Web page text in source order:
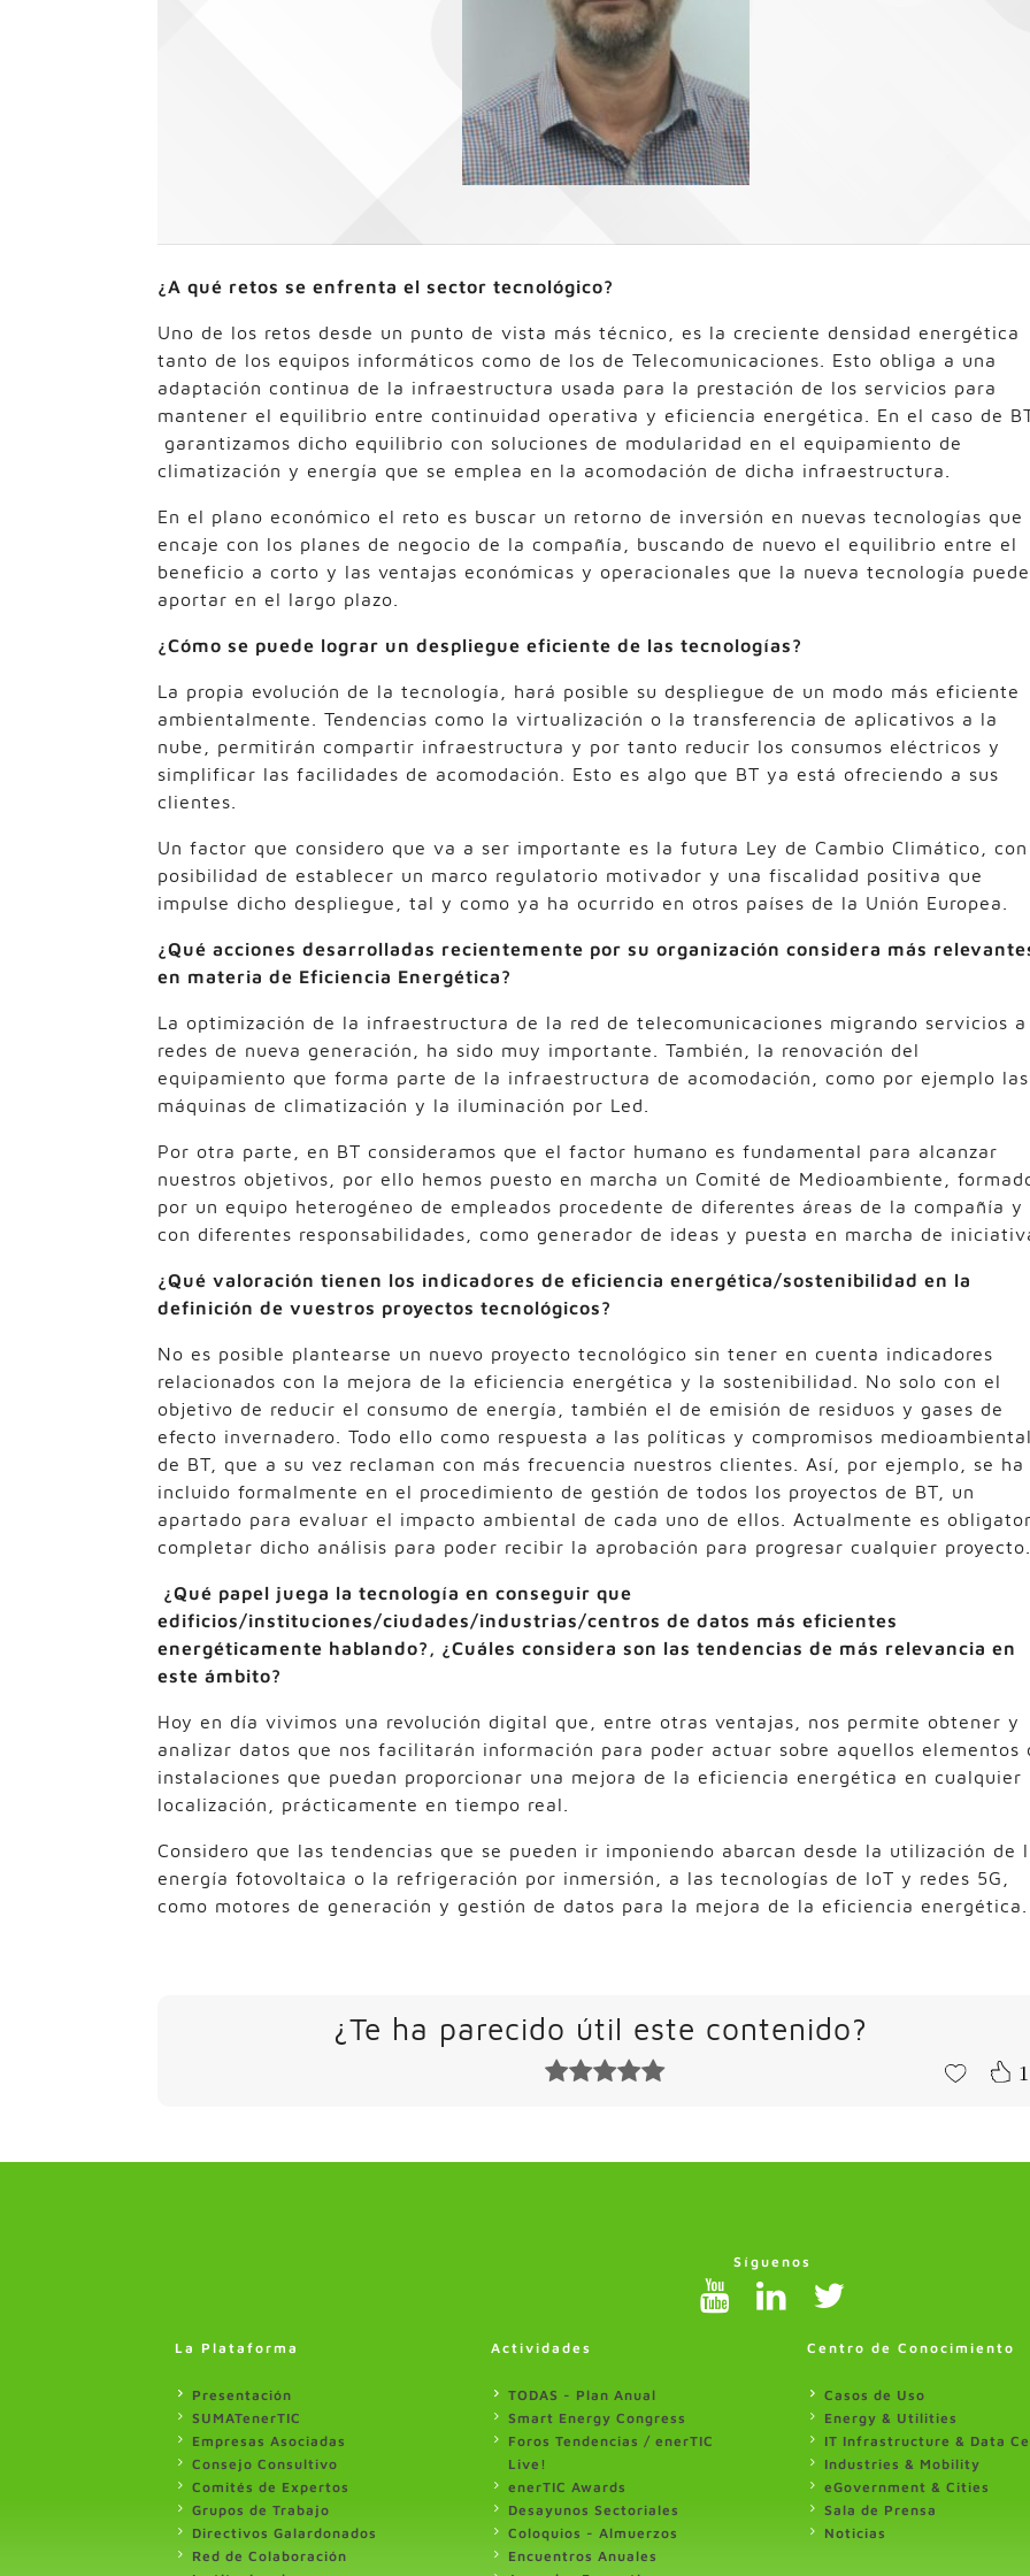
¿A qué retos se enfrenta el sector tecnológico?
Uno de los retos desde un punto de vista más técnico, es la creciente densidad energética
tanto de los equipos informáticos como de los de Telecomunicaciones. Esto obliga a una
adaptación continua de la infraestructura usada para la prestación de los servicios para
mantener el equilibrio entre continuidad operativa y eficiencia energética. En el caso de
garantizamos dicho equilibrio con soluciones de modularidad en el equipamiento de
climatización y energía que se emplea en la acomodación de dicha infraestructura.
En el plano económico el reto es buscar un retorno de inversión en nuevas tecnologías que
encaje con los planes de negocio de la compañía, buscando de nuevo el equilibrio entre el
beneficio a corto y las ventajas económicas y operacionales que la nueva tecnología puede
aportar en el largo plazo.
¿Cómo se puede lograr un despliegue eficiente de las tecnologías?
La propia evolución de la tecnología, hará posible su despliegue de un modo más eficiente
ambientalmente. Tendencias como la virtualización o la transferencia de aplicativos a la
nube, permitirán compartir infraestructura y por tanto reducir los consumos eléctricos y
simplificar las facilidades de acomodación. Esto es algo que BT ya está ofreciendo a sus
clientes.
Un factor que considero que va a ser importante es la futura Ley de Cambio Climático,
posibilidad de establecer un marco regulatorio motivador y una fiscalidad positiva que
impulse dicho despliegue, tal y como ya ha ocurrido en otros países de la Unión Europea.
¿Qué acciones desarrolladas recientemente por su organización considera más
en materia de Eficiencia Energética?
La optimización de la infraestructura de la red de telecomunicaciones migrando servicios a
redes de nueva generación, ha sido muy importante. También, la renovación del
equipamiento que forma parte de la infraestructura de acomodación, como por ejemplo las
máquinas de climatización y la iluminación por Led.
Por otra parte, en BT consideramos que el factor humano es fundamental para alcanzar
nuestros objetivos, por ello hemos puesto en marcha un Comité de Medioambiente,
por un equipo heterogéneo de empleados procedente de diferentes áreas de la compañía y
con diferentes responsabilidades, como generador de ideas y puesta en marcha de
¿Qué valoración tienen los indicadores de eficiencia energética/sostenibilidad en la
definición de vuestros proyectos tecnológicos?
No es posible plantearse un nuevo proyecto tecnológico sin tener en cuenta indicadores
relacionados con la mejora de la eficiencia energética y la sostenibilidad. No solo con el
objetivo de reducir el consumo de energía, también el de emisión de residuos y gases de
efecto invernadero. Todo ello como respuesta a las políticas y compromisos
de BT, que a su vez reclaman con más frecuencia nuestros clientes. Así, por ejemplo, se ha
incluido formalmente en el procedimiento de gestión de todos los proyectos de BT, un
apartado para evaluar el impacto ambiental de cada uno de ellos. Actualmente es
completar dicho análisis para poder recibir la aprobación para progresar cualquier proyecto.
¿Qué papel juega la tecnología en conseguir que
edificios/instituciones/ciudades/industrias/centros de datos más eficientes
energéticamente hablando?, ¿Cuáles considera son las tendencias de más relevancia en
este ámbito?
Hoy en día vivimos una revolución digital que, entre otras ventajas, nos permite obtener y
analizar datos que nos facilitarán información para poder actuar sobre aquellos elementos
instalaciones que puedan proporcionar una mejora de la eficiencia energética en cualquier
localización, prácticamente en tiempo real.
Considero que las tendencias que se pueden ir imponiendo abarcan desde la utilización de
energía fotovoltaica o la refrigeración por inmersión, a las tecnologías de IoT y redes 5G,
como motores de generación y gestión de datos para la mejora de la eficiencia energética.
¿Te ha parecido útil este contenido?
1
Síguenos
La Plataforma
Presentación
SUMATenerTIC
Empresas Asociadas
Consejo Consultivo
Comités de Expertos
Grupos de Trabajo
Directivos Galardonados
Red de Colaboración
Actividades
TODAS - Plan Anual
Smart Energy Congress
Foros Tendencias / enerTIC
Live!
enerTIC Awards
Desayunos Sectoriales
Coloquios - Almuerzos
Encuentros Anuales
Centro de Conocimiento
Casos de Uso
Energy & Utilities
IT Infrastructure & Data
Industries & Mobility
eGovernment & Cities
Sala de Prensa
Noticias